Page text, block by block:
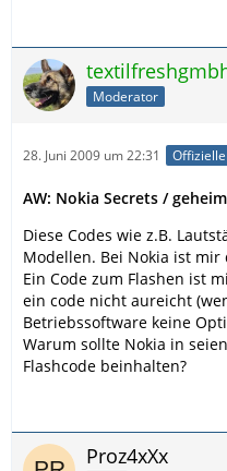
Moderator
28. Juni 2009 um 22:31
AW: Nokia Secrets /
Diese Codes wie z.B.
Modellen. Bei Nokia ist
Ein Code zum Flashen ist
ein code nicht aureicht
Betriebssoftware keine
Warum sollte Nokia in
Flashcode beinhalten?
Proz4xXx